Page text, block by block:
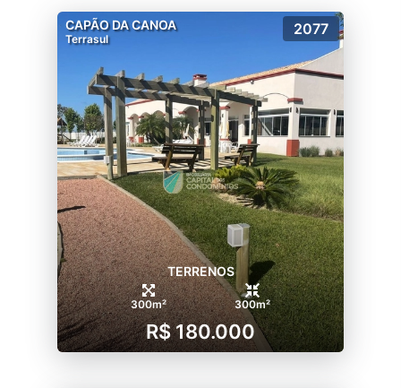
CAPÃO DA CANOA
Terrasul
2077
TERRENOS
300m² 300m²
R$ 180.000